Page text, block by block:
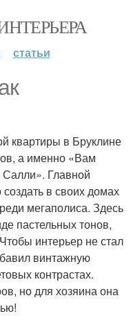
статьи
квартиры в Бруклине
а именно «Вам
Салли». Главной
в своих домах
мегаполиса. Здесь
пастельных тонов,
интерьер не стал
винтажную
контрастах.
но для хозяина она